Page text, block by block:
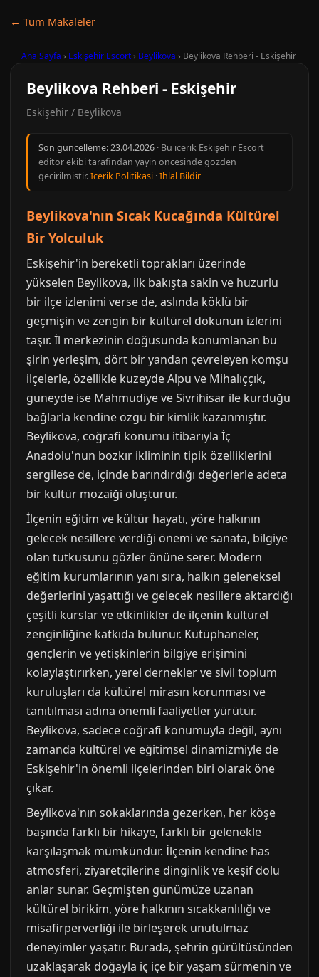
← Tum Makaleler
Ana Sayfa › Eskişehir Escort› Beylikova › Beylikova Rehberi - Eskişehir
Beylikova Rehberi - Eskişehir
Eskişehir / Beylikova
Son guncelleme:23.04.2026 · Bu icerik Eskişehir Escort
editor ekibi tarafindan yayin oncesinde gozden
gecirilmistir.Icerik Politikasi ·Ihlal Bildir
Beylikova'nın Sıcak Kucağında Kültürel
Bir Yolculuk
Eskişehir'in bereketli toprakları üzerinde
yükselen Beylikova, ilk bakışta sakin ve huzurlu
bir ilçe izlenimi verse de, aslında köklü bir
geçmişin ve zengin bir kültürel dokunun izlerini
taşır. İl merkezinin doğusunda konumlanan bu
şirin yerleşim, dört bir yandan çevreleyen komşu
ilçelerle, özellikle kuzeyde Alpu ve Mihalıççık,
güneyde ise Mahmudiye ve Sivrihisar ile kurduğu
bağlarla kendine özgü bir kimlik kazanmıştır.
Beylikova, coğrafi konumu itibarıyla İç
Anadolu'nun bozkır ikliminin tipik özelliklerini
sergilese de, içinde barındırdığı değerlerle adeta
bir kültür mozaiği oluşturur.
İlçenin eğitim ve kültür hayatı, yöre halkının
gelecek nesillere verdiği önemi ve sanata, bilgiye
olan tutkusunu gözler önüne serer. Modern
eğitim kurumlarının yanı sıra, halkın geleneksel
değerlerini yaşattığı ve gelecek nesillere aktardığı
çeşitli kurslar ve etkinlikler de ilçenin kültürel
zenginliğine katkıda bulunur. Kütüphaneler,
gençlerin ve yetişkinlerin bilgiye erişimini
kolaylaştırırken, yerel dernekler ve sivil toplum
kuruluşları da kültürel mirasın korunması ve
tanıtılması adına önemli faaliyetler yürütür.
Beylikova, sadece coğrafi konumuyla değil, aynı
zamanda kültürel ve eğitimsel dinamizmiyle de
Eskişehir'in önemli ilçelerinden biri olarak öne
çıkar.
Beylikova'nın sokaklarında gezerken, her köşe
başında farklı bir hikaye, farklı bir gelenekle
karşılaşmak mümkündür. İlçenin kendine has
atmosferi, ziyaretçilerine dinginlik ve keşif dolu
anlar sunar. Geçmişten günümüze uzanan
kültürel birikim, yöre halkının sıcakkanlılığı ve
misafirperverliği ile birleşerek unutulmaz
deneyimler yaşatır. Burada, şehrin gürültüsünden
uzaklaşarak doğayla iç içe bir yaşam sürmenin ve